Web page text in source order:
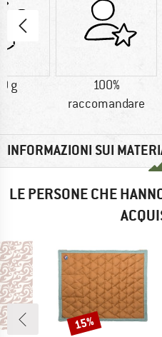
g
100%
raccomandare
INFORMAZIONI SUI
LE PERSONE CHE
Sconto
15%